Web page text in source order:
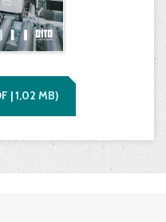
|1,02 MB)